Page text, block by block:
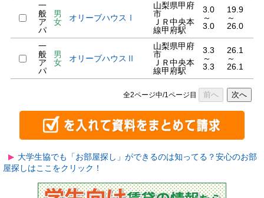
一
般
ア
パ
男
女
オリーブハウスⅠ
山梨県甲府
市
ＪＲ中央本
線甲府駅
3.0
～
3.0
19.9
～
26.0
一
般
ア
パ
男
女
オリーブハウスⅡ
山梨県甲府
市
ＪＲ中央本
線甲府駅
3.3
～
3.3
26.1
～
26.1
全2ページ中/1ページ目 前へ 次へ
大学生協でも「お部屋探し」ができるのは知ってる？安心のお部
屋探しはここをクリック！